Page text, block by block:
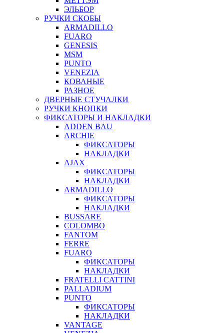
ЭЛЬБОР
РУЧКИ СКОБЫ
ARMADILLO
FUARO
GENESIS
MSM
PUNTO
VENEZIA
КОВАНЫЕ
РАЗНОЕ
ДВЕРНЫЕ СТУЧАЛКИ
РУЧКИ КНОПКИ
ФИКСАТОРЫ И НАКЛАДКИ
ADDEN BAU
ARCHIE
ФИКСАТОРЫ
НАКЛАДКИ
AJAX
ФИКСАТОРЫ
НАКЛАДКИ
ARMADILLO
ФИКСАТОРЫ
НАКЛАДКИ
BUSSARE
COLOMBO
FANTOM
FERRE
FUARO
ФИКСАТОРЫ
НАКЛАДКИ
FRATELLI CATTINI
PALLADIUM
PUNTO
ФИКСАТОРЫ
НАКЛАДКИ
VANTAGE